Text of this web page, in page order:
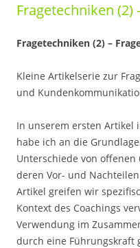
Fragetechniken (2)
Fragetechniken (2) –
Kleine Artikelserie zur
und
In unserem ersten Artikel
habe ich an die
Unterschiede von offenen
deren Vor- und
Artikel greifen wir
Kontext des Coachings
Verwendung im
durch eine